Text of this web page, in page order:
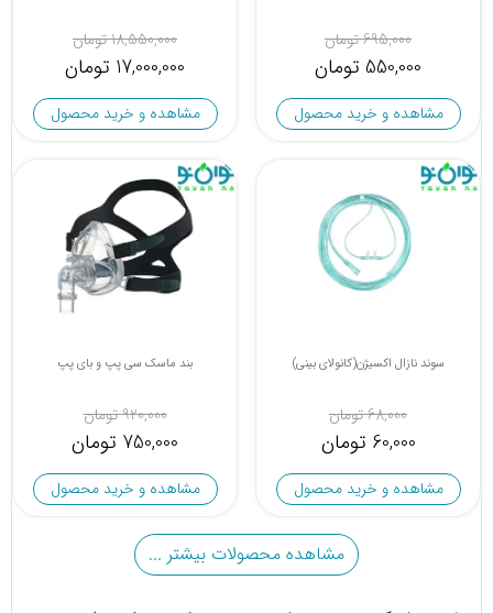
695,000 تومان
550,000 تومان
مشاهده و خرید محصول
18,550,000 تومان
17,000,000 تومان
مشاهده و خرید محصول
سوند نازال اکسیژن(کانولای بینی)
68,000 تومان
60,000 تومان
مشاهده و خرید محصول
بند ماسک سی پپ و بای پپ
920,000 تومان
750,000 تومان
مشاهده و خرید محصول
مشاهده محصولات بیشتر ...